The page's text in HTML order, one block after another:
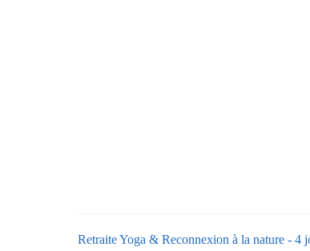
Retraite Yoga & Reconnexion à la nature - 4